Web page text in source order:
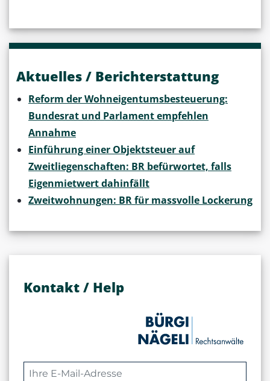
Aktuelles / Berichterstattung
Reform der Wohneigentumsbesteuerung:
Bundesrat und Parlament empfehlen
Annahme
Einführung einer Objektsteuer auf
Zweitliegenschaften: BR befürwortet, falls
Eigenmietwert dahinfällt
Zweitwohnungen: BR für massvolle Lockerung
Kontakt / Help